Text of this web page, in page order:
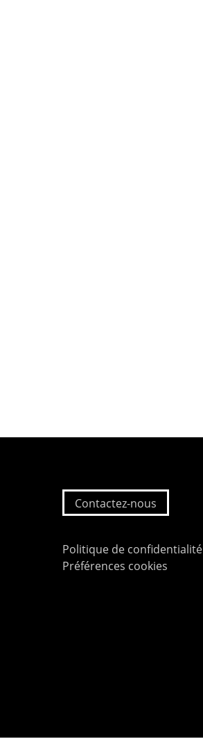
Contactez-nous
Politique de confidentialité
Préférences cookies